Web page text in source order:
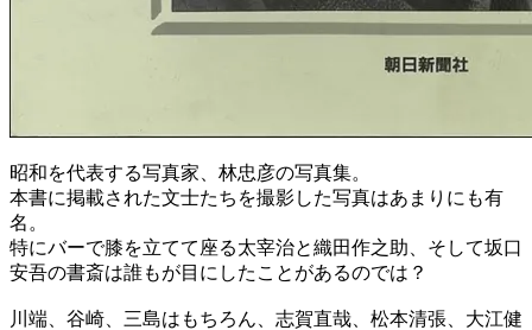
昭和を代表する写真家、林忠彦の写真集。
本書に掲載された文士たちを撮影した写真はあまりにも有
名。
特にバーで膝を立てて座る太宰治と織田作之助、そして坂口
安吾の書斎は誰もが目にしたことがあるのでは？
川端、谷崎、三島はもちろん、志賀直哉、松本清張、大江健